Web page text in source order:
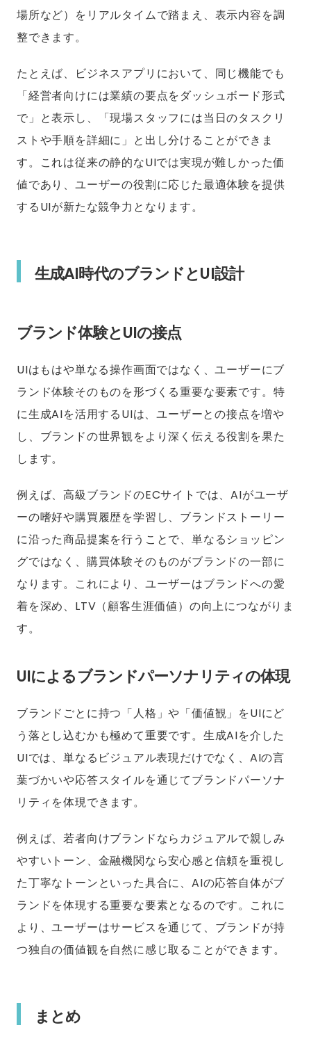
場所など）をリアルタイムで踏まえ、表示内容を調
整できます。
たとえば、ビジネスアプリにおいて、同じ機能でも
「経営者向けには業績の要点をダッシュボード形式
で」と表示し、「現場スタッフには当日のタスクリ
ストや手順を詳細に」と出し分けることができま
す。これは従来の静的なUIでは実現が難しかった価
値であり、ユーザーの役割に応じた最適体験を提供
するUIが新たな競争力となります。
生成AI時代のブランドとUI設計
ブランド体験とUIの接点
UIはもはや単なる操作画面ではなく、ユーザーにブ
ランド体験そのものを形づくる重要な要素です。特
に生成AIを活用するUIは、ユーザーとの接点を増や
し、ブランドの世界観をより深く伝える役割を果た
します。
例えば、高級ブランドのECサイトでは、AIがユーザ
ーの嗜好や購買履歴を学習し、ブランドストーリー
に沿った商品提案を行うことで、単なるショッピン
グではなく、購買体験そのものがブランドの一部に
なります。これにより、ユーザーはブランドへの愛
着を深め、LTV（顧客生涯価値）の向上につながりま
す。
UIによるブランドパーソナリティの体現
ブランドごとに持つ「人格」や「価値観」をUIにど
う落とし込むかも極めて重要です。生成AIを介した
UIでは、単なるビジュアル表現だけでなく、AIの言
葉づかいや応答スタイルを通じてブランドパーソナ
リティを体現できます。
例えば、若者向けブランドならカジュアルで親しみ
やすいトーン、金融機関なら安心感と信頼を重視し
た丁寧なトーンといった具合に、AIの応答自体がブ
ランドを体現する重要な要素となるのです。これに
より、ユーザーはサービスを通じて、ブランドが持
つ独自の価値観を自然に感じ取ることができます。
まとめ